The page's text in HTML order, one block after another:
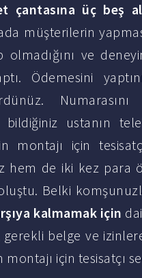
çantasına üç beş
müşterilerin
ve
Ödemesini
bildiğiniz ustanın
montajı için
hem de iki kez para
Belki
kalmamak için
gerekli belge ve
için tesisatçı